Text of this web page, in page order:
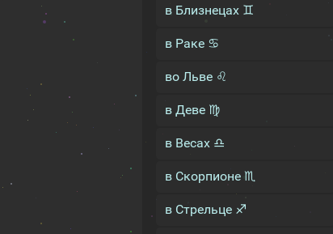
в Близнецах ♊
в Раке ♋
во Льве ♌
в Деве ♍
в Весах ♎
в Скорпионе ♏
в Стрельце ♐